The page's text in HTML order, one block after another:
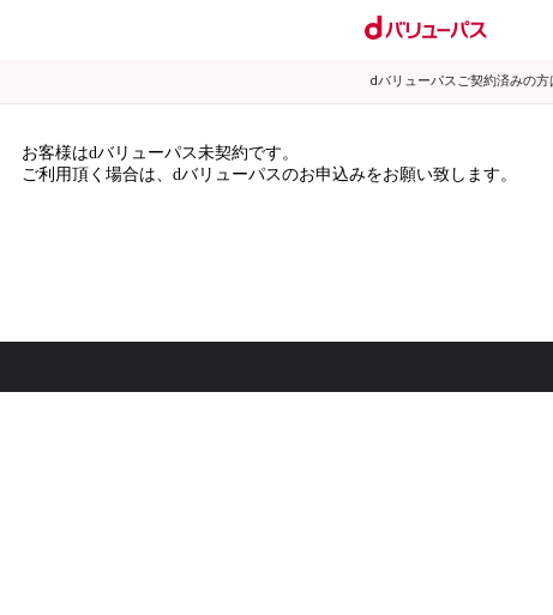
dバリューパスご契約済みの方
お客様はdバリューパス未契約です。
ご利用頂く場合は、dバリューパスのお申込みをお願い致します。